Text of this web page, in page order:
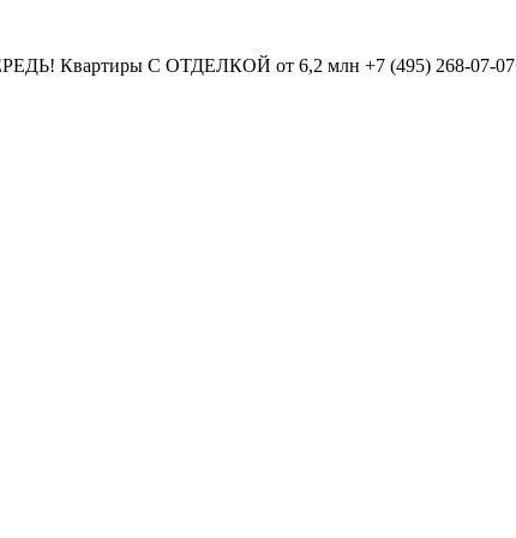
Квартиры С ОТДЕЛКОЙ от 6,2 млн +7 (495) 268-07-07